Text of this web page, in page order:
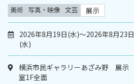
美術 写真・映像 文芸 展示
2026年8月19日(水)～2026年8月23日
(水)
横浜市民ギャラリーあざみ野 展示
室1F全面